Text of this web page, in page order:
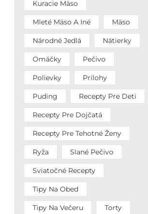
Kuracie Mäso
Mleté Mäso A Iné Mäso
Národné Jedlá Nátierky
Omáčky Pečivo
Polievky Prílohy
Puding Recepty Pre Deti
Recepty Pre Dojčatá
Recepty Pre Tehotné Ženy
Ryža Slané Pečivo
Sviatočné Recepty
Tipy Na Obed
Tipy Na Večeru Torty